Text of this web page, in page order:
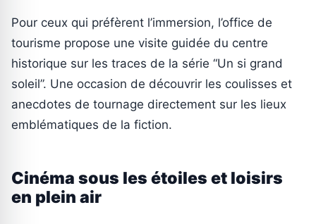
Pour ceux qui préfèrent l’immersion, l’office de
tourisme propose une visite guidée du centre
historique sur les traces de la série “Un si grand
soleil”. Une occasion de découvrir les coulisses et
anecdotes de tournage directement sur les lieux
emblématiques de la fiction.
Cinéma sous les étoiles et loisirs
en plein air